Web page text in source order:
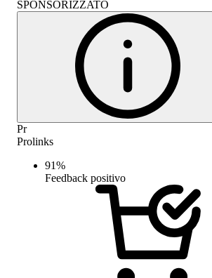
SPONSORIZZATO
Pr
Prolinks
91%
Feedback positivo